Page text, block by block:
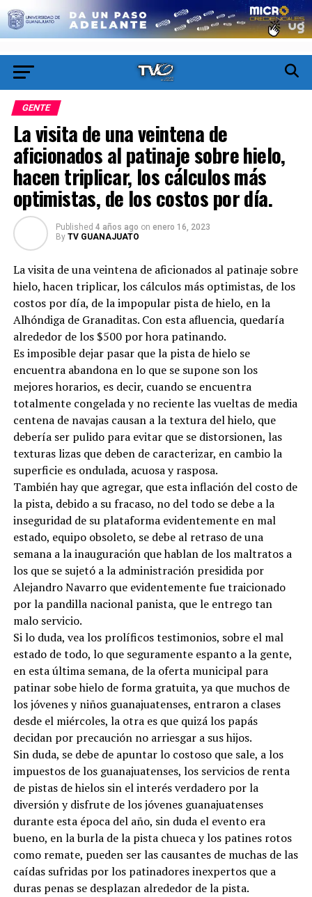
GENTE
La visita de una veintena de
aficionados al patinaje sobre hielo,
hacen triplicar, los cálculos más
optimistas, de los costos por día.
Published 4 años ago on enero 16, 2023
By TV GUANAJUATO
La visita de una veintena de aficionados al patinaje sobre
hielo, hacen triplicar, los cálculos más optimistas, de los
costos por día, de la impopular pista de hielo, en la
Alhóndiga de Granaditas. Con esta afluencia, quedaría
alrededor de los $500 por hora patinando.
Es imposible dejar pasar que la pista de hielo se
encuentra abandona en lo que se supone son los
mejores horarios, es decir, cuando se encuentra
totalmente congelada y no reciente las vueltas de media
centena de navajas causan a la textura del hielo, que
debería ser pulido para evitar que se distorsionen, las
texturas lizas que deben de caracterizar, en cambio la
superficie es ondulada, acuosa y rasposa.
También hay que agregar, que esta inflación del costo de
la pista, debido a su fracaso, no del todo se debe a la
inseguridad de su plataforma evidentemente en mal
estado, equipo obsoleto, se debe al retraso de una
semana a la inauguración que hablan de los maltratos a
los que se sujetó a la administración presidida por
Alejandro Navarro que evidentemente fue traicionado
por la pandilla nacional panista, que le entrego tan
malo servicio.
Si lo duda, vea los prolíficos testimonios, sobre el mal
estado de todo, lo que seguramente espanto a la gente,
en esta última semana, de la oferta municipal para
patinar sobe hielo de forma gratuita, ya que muchos de
los jóvenes y niños guanajuatenses, entraron a clases
desde el miércoles, la otra es que quizá los papás
decidan por precaución no arriesgar a sus hijos.
Sin duda, se debe de apuntar lo costoso que sale, a los
impuestos de los guanajuatenses, los servicios de renta
de pistas de hielos sin el interés verdadero por la
diversión y disfrute de los jóvenes guanajuatenses
durante esta época del año, sin duda el evento era
bueno, en la burla de la pista chueca y los patines rotos
como remate, pueden ser las causantes de muchas de las
caídas sufridas por los patinadores inexpertos que a
duras penas se desplazan alrededor de la pista.